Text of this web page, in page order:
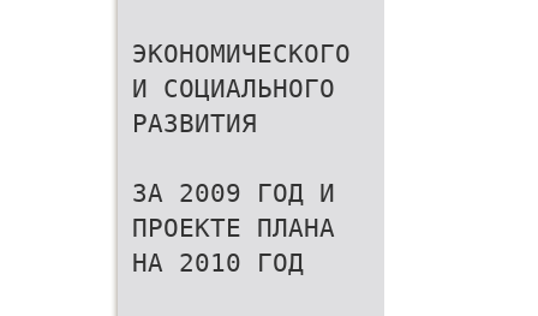
ЭКОНОМИЧЕСКОГО
И СОЦИАЛЬНОГО
РАЗВИТИЯ
ЗА 2009 ГОД И
ПРОЕКТЕ ПЛАНА
НА 2010 ГОД